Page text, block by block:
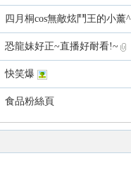
四月桐cos無敵炫鬥王的小薰
恐龍妹好正~直播好耐看!~
快笑爆
食品粉絲頁